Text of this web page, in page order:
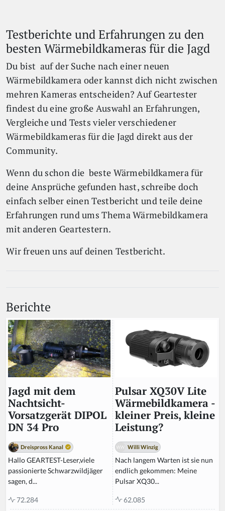
Testberichte und Erfahrungen zu den
besten Wärmebildkameras für die Jagd
Du bist auf der Suche nach einer neuen
Wärmebildkamera oder kannst dich nicht zwischen
mehren Kameras entscheiden? Auf Geartester
findest du eine große Auswahl an Erfahrungen,
Vergleiche und Tests vieler verschiedener
Wärmebildkameras für die Jagd direkt aus der
Community.
Wenn du schon die beste Wärmebildkamera für
deine Ansprüche gefunden hast, schreibe doch
einfach selber einen Testbericht und teile deine
Erfahrungen rund ums Thema Wärmebildkamera
mit anderen Geartestern.
Wir freuen uns auf deinen Testbericht.
Berichte
Jagd mit dem
Nachtsicht-
Vorsatzgerät DIPOL
DN 34 Pro
Dreispross Kanal
Hallo GEARTEST-Leser,viele
passionierte Schwarzwildjäger
sagen, d...
72.284
Pulsar XQ30V Lite
Wärmebildkamera -
kleiner Preis, kleine
Leistung?
Willi Winzig
Nach langem Warten ist sie nun
endlich gekommen: Meine
Pulsar XQ30...
62.085